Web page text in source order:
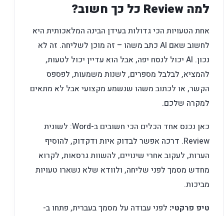
למה Review כל כך חשוב?
אחת הטעויות הכי גדולות בעידן הבינה המלאכותית היא
לחשוב שאם AI כתב משהו – זה מוכן לשליחה. זה לא
נכון. AI יכול לנסח יפה, אבל הוא עדיין יכול לטעות,
להמציא, לבלבל מספרים, לשנות משמעות, לפספס
הקשר, או לכתוב משהו שנשמע מקצועי אבל לא מתאים
למקרה שלכם.
כאן נכנס אחד הכלים הכי חשובים ב-Word: לשונית
Review. דרכה אפשר לבדוק איות ודקדוק, להוסיף
הערות, לעקוב אחרי שינויים, להשוות גרסאות, לקרוא
מחדש מסמך לפני שליחה, ולוודא שלא נשארו טעויות
מביכות.
טיפ פרקטי: לפני עבודה על מסמך בעברית, פתחו ב-